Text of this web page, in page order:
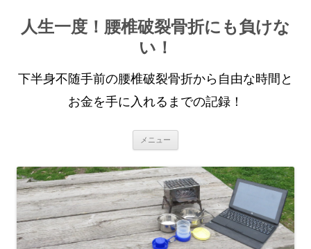
人生一度！腰椎破裂骨折にも負けな
い！
下半身不随手前の腰椎破裂骨折から自由な時間と
お金を手に入れるまでの記録！
メニュー
ン
ツ
へ
ス
キ
ッ
プ